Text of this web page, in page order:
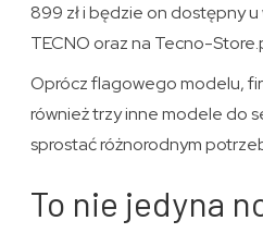
899 zł i będzie on dostępny
TECNO oraz na Tecno-
Oprócz flagowego modelu,
również trzy inne modele do
sprostać różnorodnym
To nie jedyna